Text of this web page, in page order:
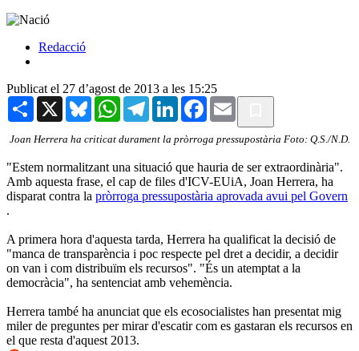
Redacció
Publicat el 27 d’agost de 2013 a les 15:25
Share X BlueskyWhatsAppTelegramLinkedInFacebook
Email
Joan Herrera ha criticat durament la pròrroga pressupostària Foto: Q.S./N.D.
"Estem normalitzant una situació que hauria de ser extraordinària".
Amb aquesta frase, el cap de files d'ICV-EUiA, Joan Herrera, ha
disparat contra la pròrroga pressupostària aprovada avui pel Govern
.
A primera hora d'aquesta tarda, Herrera ha qualificat la decisió de
"manca de transparència i poc respecte pel dret a decidir, a decidir
on van i com distribuïm els recursos". "És un atemptat a la
democràcia", ha sentenciat amb vehemència.
Herrera també ha anunciat que els ecosocialistes han presentat mig
miler de preguntes per mirar d'escatir com es gastaran els recursos en
el que resta d'aquest 2013.